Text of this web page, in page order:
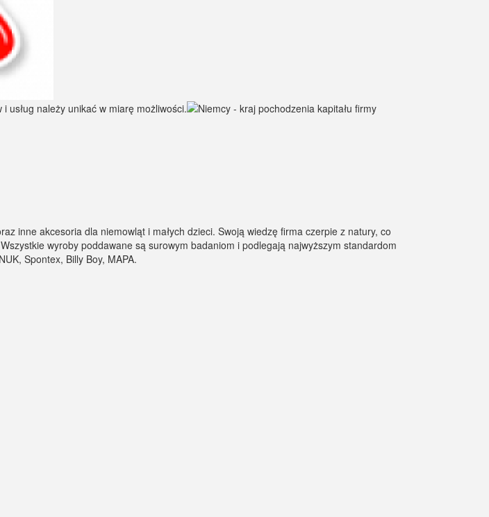
inne akcesoria dla niemowląt i małych dzieci. Swoją wiedzę firma czerpie z natury, co
wyroby poddawane są surowym badaniom i podlegają najwyższym standardom
Spontex, Billy Boy, MAPA.